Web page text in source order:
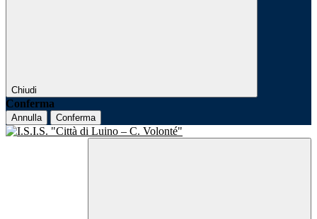
Chiudi
Conferma
Annulla Conferma